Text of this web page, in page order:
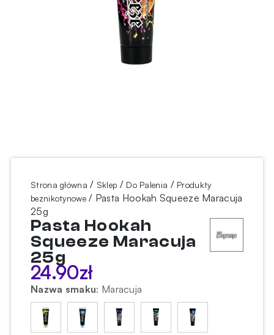
Strona główna / Sklep / Do Palenia / Produkty
beznikotynowe/ Pasta Hookah Squeeze Maracuja
25g
Pasta Hookah
Squeeze Maracuja
25g
24.90zł
Nazwa smaku: Maracuja